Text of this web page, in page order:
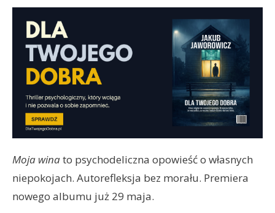
Moja winato psychodeliczna opowieść o własnych
niepokojach. Autorefleksja bez morału. Premiera
nowego albumu już 29 maja.